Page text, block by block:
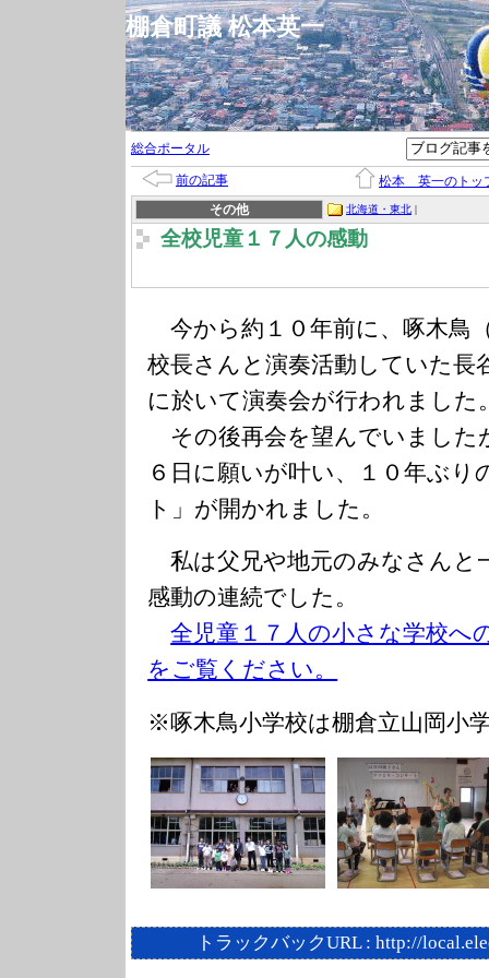
棚倉町議 松本英一
総合ポータル
前の記事
松本 英一のトッ
その他
北海道・東北 |
全校児童１７人の感動
今から約１０年前に、啄木鳥
校長さんと演奏活動していた長
に於いて演奏会が行われました
その後再会を望んでいました
６日に願いが叶い、１０年ぶ
ト」が開かれました。
私は父兄や地元のみなさんと
感動の連続でした。
全児童１７人の小さな学校へ
をご覧ください。
※啄木鳥小学校は棚倉立山岡小
トラックバックURL : http://